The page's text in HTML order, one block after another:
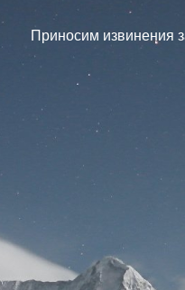
Приносим извинения